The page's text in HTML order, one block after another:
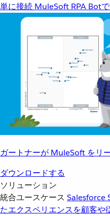
単に接続 MuleSoft RPA Bot
ガートナーが MuleSoft をリ
ダウンロードする
ソリューション
統合ユースケース Salesforce
たエクスペリエンスを顧客や